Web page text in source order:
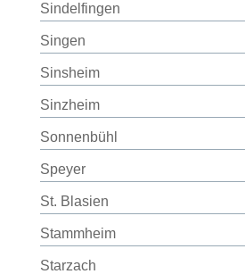
Sindelfingen
Singen
Sinsheim
Sinzheim
Sonnenbühl
Speyer
St. Blasien
Stammheim
Starzach